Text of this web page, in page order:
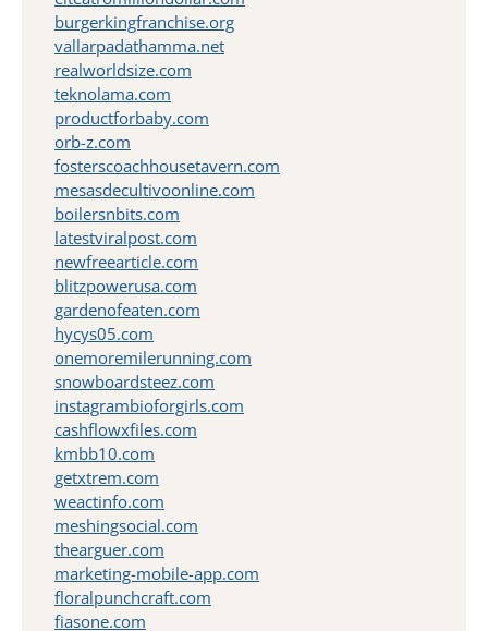
burgerkingfranchise.org
vallarpadathamma.net
realworldsize.com
teknolama.com
productforbaby.com
orb-z.com
fosterscoachhousetavern.com
mesasdecultivoonline.com
boilersnbits.com
latestviralpost.com
newfreearticle.com
blitzpowerusa.com
gardenofeaten.com
hycys05.com
onemoremilerunning.com
snowboardsteez.com
instagrambioforgirls.com
cashflowxfiles.com
kmbb10.com
getxtrem.com
weactinfo.com
meshingsocial.com
thearguer.com
marketing-mobile-app.com
floralpunchcraft.com
fiasone.com